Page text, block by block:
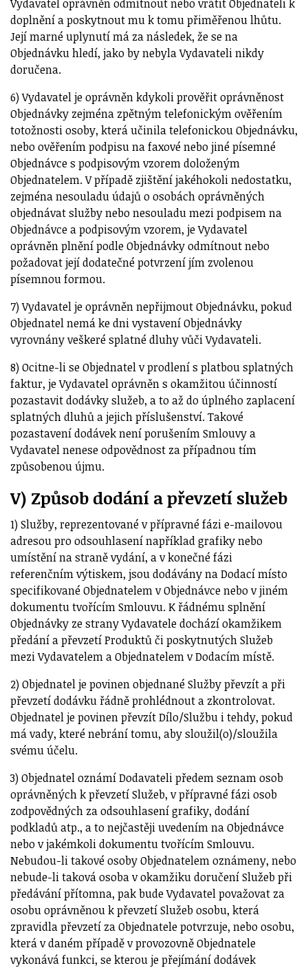
Vydavatel oprávněn odmítnout nebo vrátit Objednateli k
doplnění a poskytnout mu k tomu přiměřenou lhůtu.
Její marné uplynutí má za následek, že se na
Objednávku hledí, jako by nebyla Vydavateli nikdy
doručena.
6) Vydavatel je oprávněn kdykoli prověřit oprávněnost
Objednávky zejména zpětným telefonickým ověřením
totožnosti osoby, která učinila telefonickou Objednávku,
nebo ověřením podpisu na faxové nebo jiné písemné
Objednávce s podpisovým vzorem doloženým
Objednatelem. V případě zjištění jakéhokoli nedostatku,
zejména nesouladu údajů o osobách oprávněných
objednávat služby nebo nesouladu mezi podpisem na
Objednávce a podpisovým vzorem, je Vydavatel
oprávněn plnění podle Objednávky odmítnout nebo
požadovat její dodatečné potvrzení jím zvolenou
písemnou formou.
7) Vydavatel je oprávněn nepřijmout Objednávku, pokud
Objednatel nemá ke dni vystavení Objednávky
vyrovnány veškeré splatné dluhy vůči Vydavateli.
8) Ocitne-li se Objednatel v prodlení s platbou splatných
faktur, je Vydavatel oprávněn s okamžitou účinností
pozastavit dodávky služeb, a to až do úplného zaplacení
splatných dluhů a jejich příslušenství. Takové
pozastavení dodávek není porušením Smlouvy a
Vydavatel nenese odpovědnost za případnou tím
způsobenou újmu.
V) Způsob dodání a převzetí služeb
1) Služby, reprezentované v přípravné fázi e-mailovou
adresou pro odsouhlasení například grafiky nebo
umístění na straně vydání, a v konečné fázi
referenčním výtiskem, jsou dodávány na Dodací místo
specifikované Objednatelem v Objednávce nebo v jiném
dokumentu tvořícím Smlouvu. K řádnému splnění
Objednávky ze strany Vydavatele dochází okamžikem
předání a převzetí Produktů či poskytnutých Služeb
mezi Vydavatelem a Objednatelem v Dodacím místě.
2) Objednatel je povinen objednané Služby převzít a při
převzetí dodávku řádně prohlédnout a zkontrolovat.
Objednatel je povinen převzít Dílo/Službu i tehdy, pokud
má vady, které nebrání tomu, aby sloužil(o)/sloužila
svému účelu.
3) Objednatel oznámí Dodavateli předem seznam osob
oprávněných k převzetí Služeb, v přípravné fázi osob
zodpovědných za odsouhlasení grafiky, dodání
podkladů atp., a to nejčastěji uvedením na Objednávce
nebo v jakémkoli dokumentu tvořícím Smlouvu.
Nebudou-li takové osoby Objednatelem oznámeny, nebo
nebude-li taková osoba v okamžiku doručení Služeb při
předávání přítomna, pak bude Vydavatel považovat za
osobu oprávněnou k převzetí Služeb osobu, která
zpravidla převzetí za Objednatele potvrzuje, nebo osobu,
která v daném případě v provozovně Objednatele
vykonává funkci, se kterou je přejímání dodávek